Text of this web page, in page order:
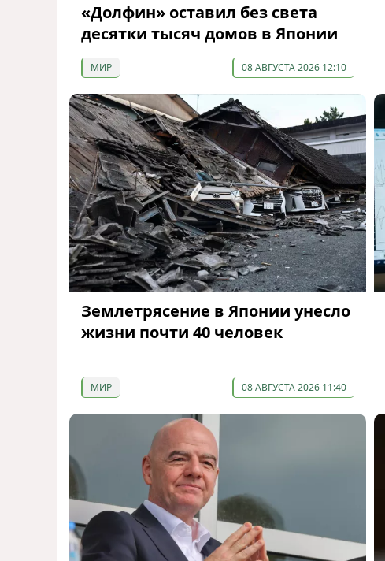
«Долфин» оставил без света
десятки тысяч домов в Японии
МИР 08 АВГУСТА 2026 12:10
Землетрясение в Японии унесло
жизни почти 40 человек
МИР 08 АВГУСТА 2026 11:40